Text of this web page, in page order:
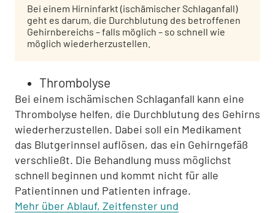
Bei einem Hirninfarkt (ischämischer Schlaganfall)
geht es darum, die Durchblutung des betroffenen
Gehirnbereichs – falls möglich – so schnell wie
möglich wiederherzustellen.
Thrombolyse
Bei einem ischämischen Schlaganfall kann eine
Thrombolyse helfen, die Durchblutung des Gehirns
wiederherzustellen. Dabei soll ein Medikament
das Blutgerinnsel auflösen, das ein Gehirngefäß
verschließt. Die Behandlung muss möglichst
schnell beginnen und kommt nicht für alle
Patientinnen und Patienten infrage.
Mehr über Ablauf, Zeitfenster und